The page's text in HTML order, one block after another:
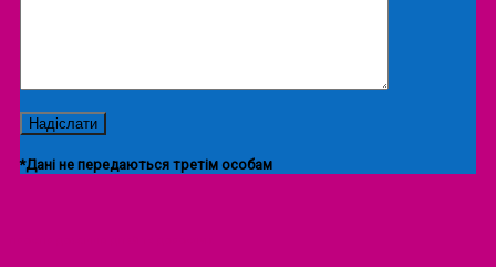
*Дані не передаються третім особам